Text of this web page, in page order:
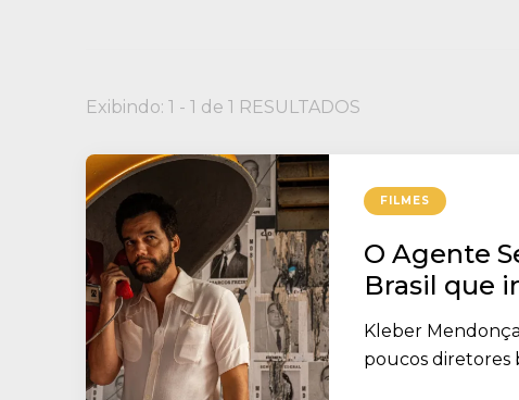
Exibindo: 1 - 1 de 1 RESULTADOS
FILMES
O Agente
Brasil que
Kleber
poucos diretores